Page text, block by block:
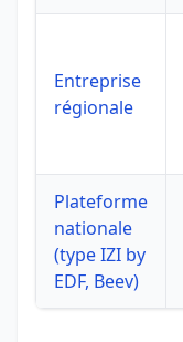
Entreprise
régionale
Plateforme
nationale
(type IZI by
EDF, Beev)